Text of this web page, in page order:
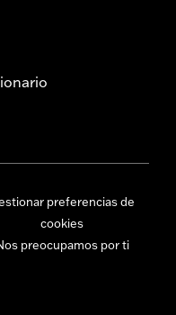
preferencias de
cookies
preocupamos por ti